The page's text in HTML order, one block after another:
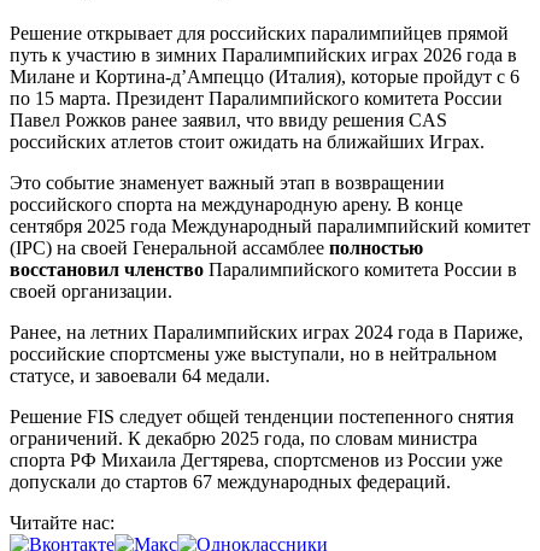
Решение открывает для российских паралимпийцев прямой
путь к участию в зимних Паралимпийских играх 2026 года в
Милане и Кортина-д’Ампеццо (Италия), которые пройдут с 6
по 15 марта. Президент Паралимпийского комитета России
Павел Рожков ранее заявил, что ввиду решения CAS
российских атлетов стоит ожидать на ближайших Играх.
Это событие знаменует важный этап в возвращении
российского спорта на международную арену. В конце
сентября 2025 года Международный паралимпийский комитет
(IPC) на своей Генеральной ассамблее полностью
восстановил членство Паралимпийского комитета России в
своей организации.
Ранее, на летних Паралимпийских играх 2024 года в Париже,
российские спортсмены уже выступали, но в нейтральном
статусе, и завоевали 64 медали.
Решение FIS следует общей тенденции постепенного снятия
ограничений. К декабрю 2025 года, по словам министра
спорта РФ Михаила Дегтярева, спортсменов из России уже
допускали до стартов 67 международных федераций.
Читайте нас: